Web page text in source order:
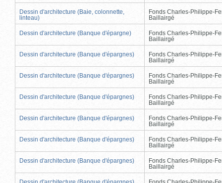
Dessin d'architecture (Baie, colonnette,
linteau)
Fonds Charles-Philippe-
Baillairgé
Dessin d'architecture (Banque d'épargne)
Fonds Charles-Philippe-
Baillairgé
Dessin d'architecture (Banque d'épargnes)
Fonds Charles-Philippe-
Baillairgé
Dessin d'architecture (Banque d'épargnes)
Fonds Charles-Philippe-
Baillairgé
Dessin d'architecture (Banque d'épargnes)
Fonds Charles-Philippe-
Baillairgé
Dessin d'architecture (Banque d'épargnes)
Fonds Charles-Philippe-
Baillairgé
Dessin d'architecture (Banque d'épargnes)
Fonds Charles-Philippe-
Baillairgé
Dessin d'architecture (Banque d'épargnes)
Fonds Charles-Philippe-
Baillairgé